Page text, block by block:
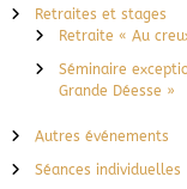
Retraites et stages
Retraite « Au
Séminaire
Grande Déesse »
Autres événements
Séances individuelles